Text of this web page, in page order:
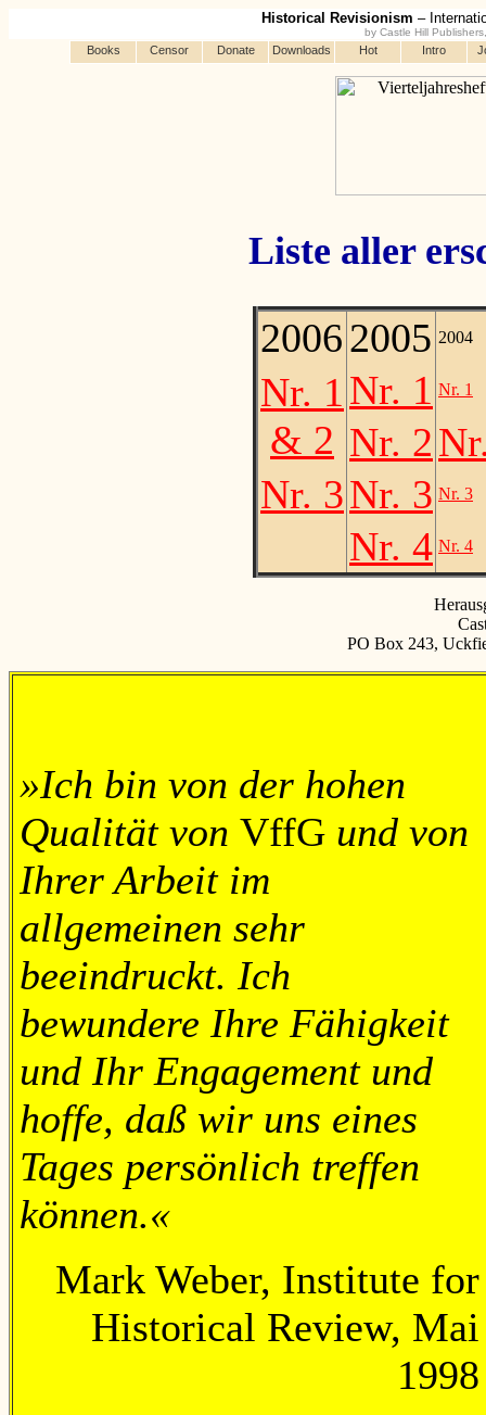
Historical Revisionism –
by Castle Hill
Liste aller
20062005 2004
Nr. 1
& 2
Nr. 1 Nr. 1
Nr. 2
Nr. 3Nr. 3 Nr. 3
Nr. 4 Nr. 4
PO Box 243,
»Ich bin von der hohen
Qualität von VffG und von
Ihrer Arbeit im
allgemeinen sehr
beeindruckt. Ich
bewundere Ihre Fähigkeit
und Ihr Engagement und
hoffe, daß wir uns eines
Tages persönlich treffen
können.«
Mark Weber, Institute for
Historical Review, Mai
1998
Books Censor Donate Downloads Hot Intro